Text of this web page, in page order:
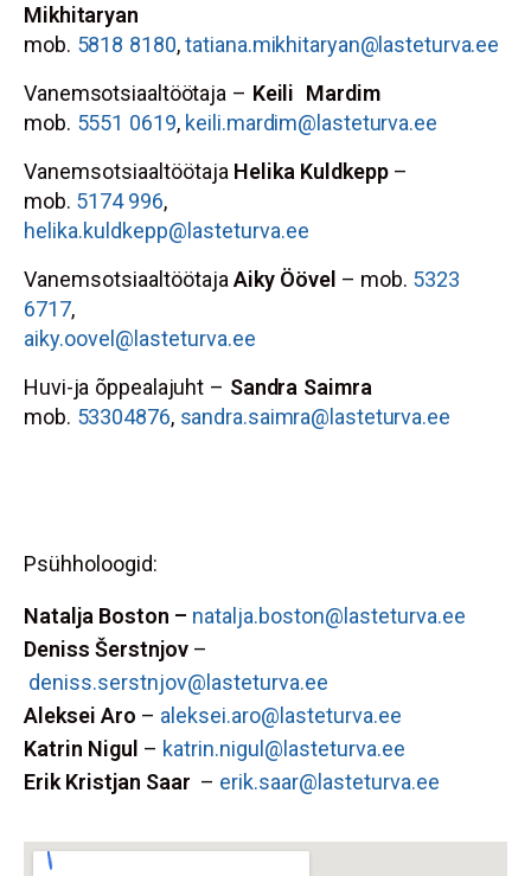
Mikhitaryan
mob. 5818 8180,tatiana.mikhitaryan@lasteturva.ee
Vanemsotsiaaltöötaja – Keili Mardim
mob. 5551 0619, keili.mardim@lasteturva.ee
Vanemsotsiaaltöötaja Helika Kuldkepp –
mob. 5174 996,
helika.kuldkepp@lasteturva.ee
Vanemsotsiaaltöötaja Aiky Öövel – mob. 5323
6717,
aiky.oovel@lasteturva.ee
Huvi-ja õppealajuht – Sandra Saimra
mob. 53304876, sandra.saimra@lasteturva.ee
Psühholoogid:
Natalja Boston – natalja.boston@lasteturva.ee
Deniss Šerstnjov –
deniss.serstnjov@lasteturva.ee
Aleksei Aro – aleksei.aro@lasteturva.ee
Katrin Nigul – katrin.nigul@lasteturva.ee
Erik Kristjan Saar – erik.saar@lasteturva.ee